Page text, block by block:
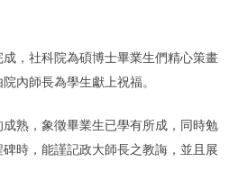
，社科院為碩博士畢業生們精心策畫
內師長為學生獻上祝福。
熟，象徵畢業生已學有所成，同時勉
時，能謹記政大師長之教誨，並且展